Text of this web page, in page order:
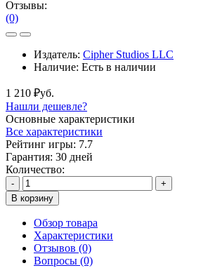
Отзывы:
(0)
Издатель: Cipher Studios LLC
Наличие: Есть в наличии
1 210 ₽уб.
Нашли дешевле?
Основные характеристики
Все характеристики
Рейтинг игры: 7.7
Гарантия: 30 дней
Количество:
-
+
В корзину
Обзор товара
Характеристики
Отзывов (0)
Вопросы (0)